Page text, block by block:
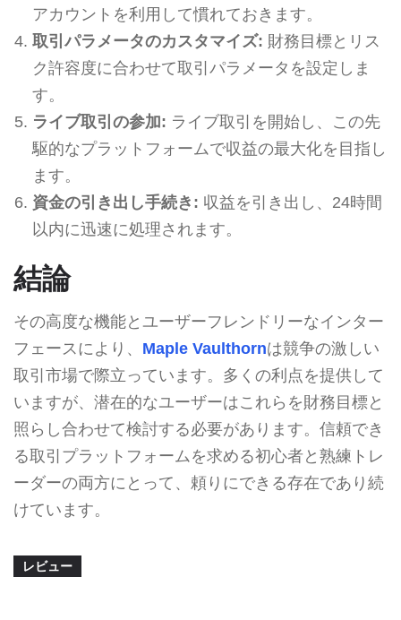
アカウントを利用して慣れておきます。
取引パラメータのカスタマイズ: 財務目標とリス
ク許容度に合わせて取引パラメータを設定しま
す。
ライブ取引の参加: ライブ取引を開始し、この先
駆的なプラットフォームで収益の最大化を目指し
ます。
資金の引き出し手続き: 収益を引き出し、24時間
以内に迅速に処理されます。
結論
その高度な機能とユーザーフレンドリーなインター
フェースにより、 Maple Vaulthornは競争の激しい
取引市場で際立っています。多くの利点を提供して
いますが、潜在的なユーザーはこれらを財務目標と
照らし合わせて検討する必要があります。信頼でき
る取引プラットフォームを求める初心者と熟練トレ
ーダーの両方にとって、頼りにできる存在であり続
けています。
レビュー